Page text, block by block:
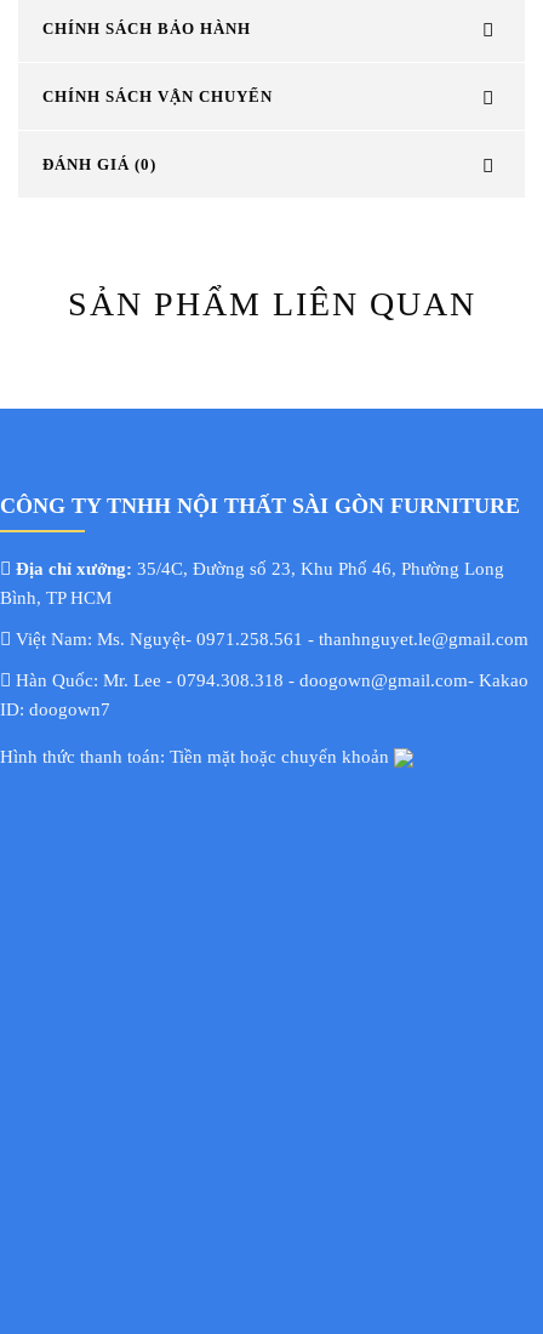
CHÍNH SÁCH BẢO HÀNH
CHÍNH SÁCH VẬN CHUYỂN
ĐÁNH GIÁ (0)
SẢN PHẨM LIÊN QUAN
CÔNG TY TNHH NỘI THẤT SÀI GÒN FURNITURE
Địa chỉ xưởng: 35/4C, Đường số 23, Khu Phố 46, Phường Long
Bình, TP HCM
Việt Nam: Ms. Nguyệt- 0971.258.561 - thanhnguyet.le@gmail.com
Hàn Quốc: Mr. Lee - 0794.308.318 - doogown@gmail.com- Kakao
ID: doogown7
Hình thức thanh toán: Tiền mặt hoặc chuyển khoản